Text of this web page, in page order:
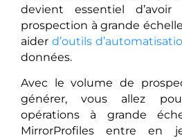
devient essentiel
prospection à grande
aider d’outils
données.
Avec le volume de
générer, vous allez
opérations à grande
MirrorProfiles entre en